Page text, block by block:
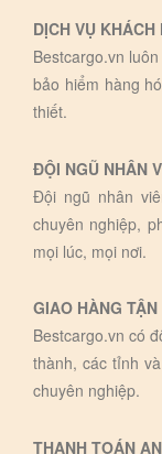
DỊCH VỤ KHÁCH
Bestcargo.vn
bảo hiểm hàng
thiết.
ĐỘI NGŨ NHÂN
Đội ngũ nhân
chuyên nghiệp,
mọi lúc, mọi nơi.
GIAO HÀNG TẬN
Bestcargo.vn có
thành, các tỉnh
chuyên nghiệp.
THANH TOÁN